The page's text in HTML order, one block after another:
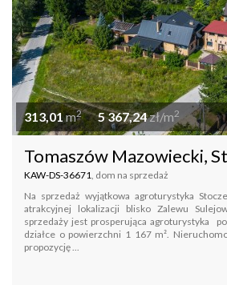
313,01m2 5 367,24zł/m2
Tomaszów Mazowiecki,
KAW-DS-36671, dom na sprzedaż
Na sprzedaż wyjątkowa agroturystyka
atrakcyjnej lokalizacji blisko Zalewu
sprzedaży jest prosperująca agroturystyka
działce o powierzchni 1 167 m².
propozycję ...